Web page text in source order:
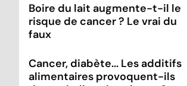
Boire du lait augmente-t-il le
risque de cancer ? Le vrai du
faux
Cancer, diabète... Les additifs
alimentaires provoquent-ils